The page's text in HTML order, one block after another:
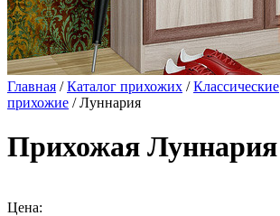
Главная /Каталог прихожих /Классические
прихожие / Луннария
Прихожая Луннария
Цена: